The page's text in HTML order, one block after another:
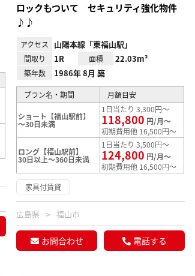
ロックもついて セキュリティ強化物件
♪♪
アクセス 山陽本線「東福山駅」
間取り 1R 面積 22.03m²
築年数 1986年 8月 築
プラン名・期間 月額目安
ショート【福山駅前】
～30日未満
1日当たり 3,300円～
118,800 円/月～
初期費用他 16,500円～
ロング【福山駅前】
30日以上～360日未満
1日当たり 3,500円～
124,800 円/月～
初期費用他 16,500円～
家具付賃貸
広島県 福山市
お問合わせ 電話する